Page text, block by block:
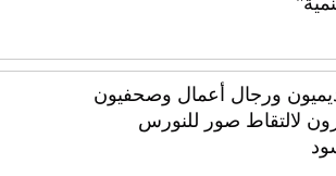
ورجال أعمال وصحفيون
لالتقاط صور للنورس